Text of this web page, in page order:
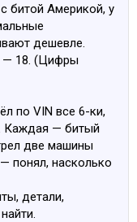
битой Америкой, у
дешевле.
— 18. (Цифры
по VIN все 6-ки,
Каждая — битый
две машины
понял, насколько
детали,